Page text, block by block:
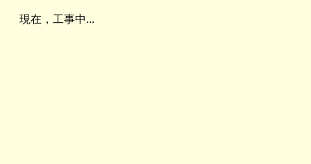
現在，工事中...